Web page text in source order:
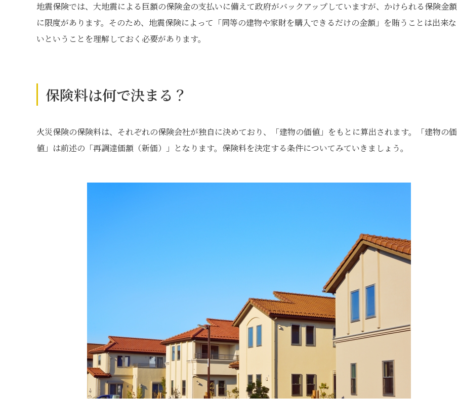
地震保険では、大地震による巨額の保険金の支払いに備えて政府がバックアップしていますが、かけられる保険金額
に限度があります。そのため、地震保険によって「同等の建物や家財を購入できるだけの金額」を賄うことは出来な
いということを理解しておく必要があります。
保険料は何で決まる？
火災保険の保険料は、それぞれの保険会社が独自に決めており、「建物の価値」をもとに算出されます。「建物の価
値」は前述の「再調達価額（新価）」となります。保険料を決定する条件についてみていきましょう。